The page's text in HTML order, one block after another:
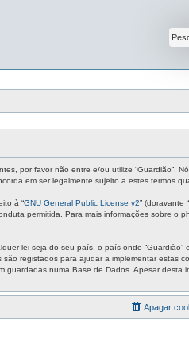
por favor não entre e/ou utilize “Guardião”.
em ser legalmente sujeito a estes termos
à “GNU General Public License v2” (doravante
permitida. Para mais informações sobre o
lei seja do seu país, o país onde “Guardião”
registados para ajudar a implementar estas
guardadas numa Base de Dados. Apesar desta
Apagar